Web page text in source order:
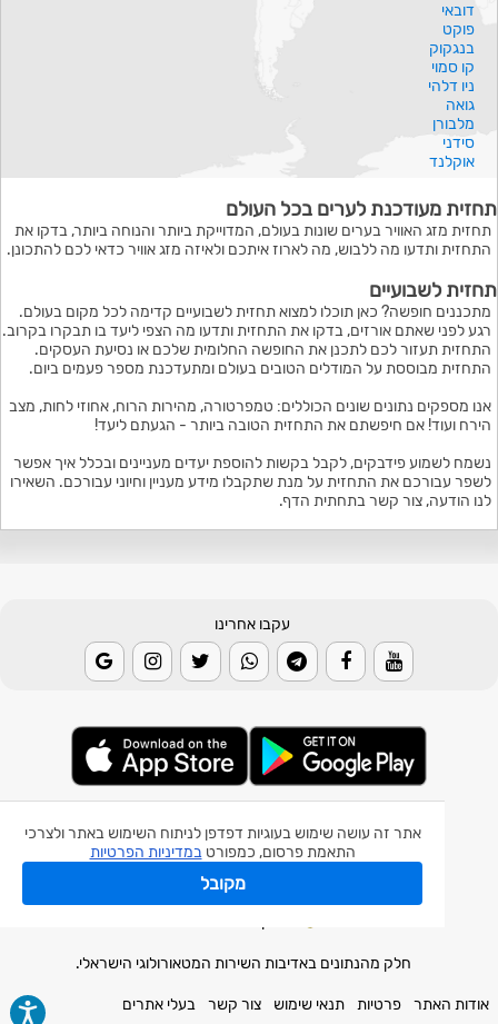
אתר זה עושה שימוש בעוגיות דפדפן לניתוח השימוש באתר ולצרכי
התאמת פרסום, כמפורטבמדיניות הפרטיות
מקובל
דובאי
פוקט
בנגקוק
קו סמוי
ניו דלהי
גואה
מלבורן
סידני
אוקלנד
תחזית מעודכנת לערים בכל העולם
תחזית מזג האוויר בערים שונות בעולם, המדוייקת ביותר והנוחה ביותר, בדקו את
התחזית ותדעו מה ללבוש, מה לארוז איתכם ולאיזה מזג אוויר כדאי לכם להתכונן.
תחזית לשבועיים
מתכננים חופשה? כאן תוכלו למצוא תחזית לשבועיים קדימה לכל מקום בעולם.
רגע לפני שאתם אורזים, בדקו את התחזית ותדעו מה הצפי ליעד בו תבקרו בקרוב.
התחזית תעזור לכם לתכנן את החופשה החלומית שלכם או נסיעת העסקים.
התחזית מבוססת על המודלים הטובים בעולם ומתעדכנת מספר פעמים ביום.
אנו מספקים נתונים שונים הכוללים: טמפרטורה, מהירות הרוח, אחוזי לחות, מצב
הירח ועוד! אם חיפשתם את התחזית הטובה ביותר - הגעתם ליעד!
נשמח לשמוע פידבקים, לקבל בקשות להוספת יעדים מעניינים ובכלל איך אפשר
לשפר עבורכם את התחזית על מנת שתקבלו מידע מעניין וחיוני עבורכם. השאירו
לנו הודעה, צור קשר בתחתית הדף.
עקבו אחרינו
אפליקצית מזג אוויר
אפליקצית רעידת אדמה
חלק מהנתונים באדיבות השירות המטאורולוגי הישראלי.
אודות האתר פרטיות תנאי שימוש צור קשר בעלי אתרים